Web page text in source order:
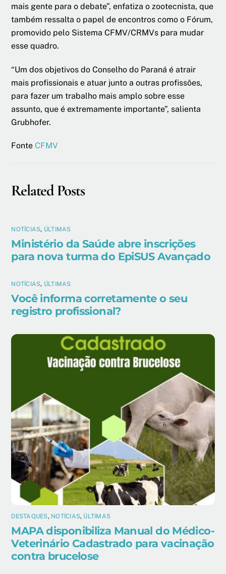
mais gente para o debate”, enfatiza o zootecnista, que
também ressalta o papel de encontros como o Fórum,
promovido pelo Sistema CFMV/CRMVs para mudar
esse quadro.
“Um dos objetivos do Conselho do Paraná é atrair
mais profissionais e atuar junto a outras profissões,
para fazer um trabalho mais amplo sobre esse
assunto, que é extremamente importante”, salienta
Grubhofer.
Fonte CFMV
Related Posts
NOTÍCIAS, ÚLTIMAS
Ministério da Saúde abre inscrições
para nova turma do EpiSUS Avançado
NOTÍCIAS, ÚLTIMAS
Você informa corretamente o seu
registro profissional?
DESTAQUES, NOTÍCIAS, ÚLTIMAS
MAPA disponibiliza Manual do Médico-
Veterinário Cadastrado para vacinação
contra brucelose